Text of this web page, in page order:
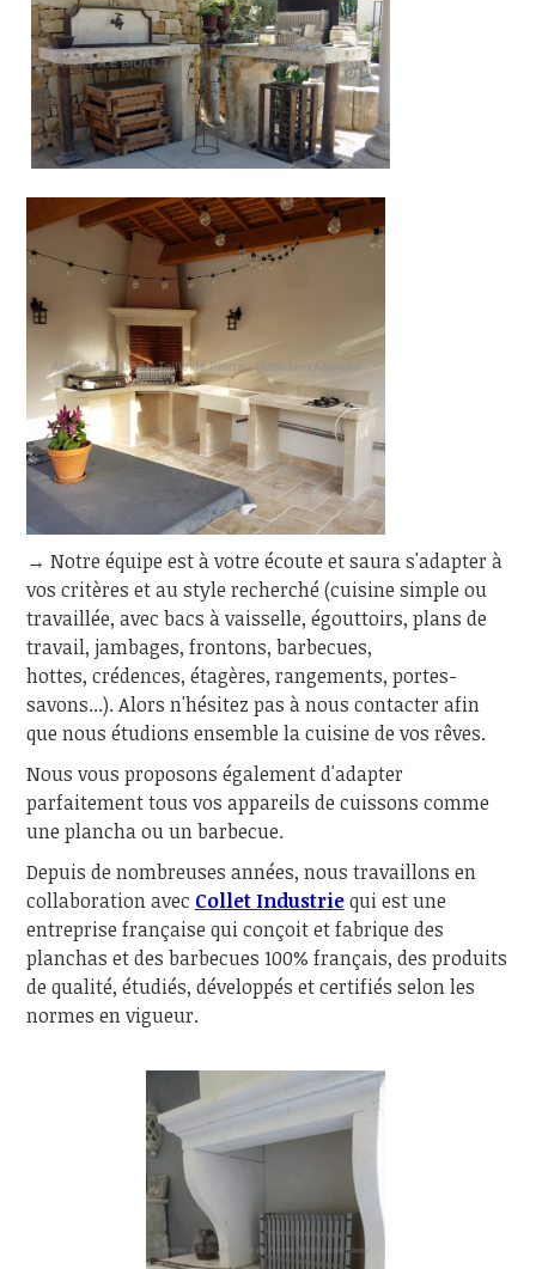
→ Notre équipe est à votre écoute et saura s'adapter à
vos critères et au style recherché (cuisine simple ou
travaillée, avec bacs à vaisselle, égouttoirs, plans de
travail, jambages, frontons, barbecues,
hottes, crédences, étagères, rangements, portes-
savons...). Alors n'hésitez pas à nous contacter afin
que nous étudions ensemble la cuisine de vos rêves.
Nous vous proposons également d'adapter
parfaitement tous vos appareils de cuissons comme
une plancha ou un barbecue.
Depuis de nombreuses années, nous travaillons en
collaboration avec Collet Industriequi est une
entreprise française qui conçoit et fabrique des
planchas et des barbecues 100% français, des produits
de qualité, étudiés, développés et certifiés selon les
normes en vigueur.